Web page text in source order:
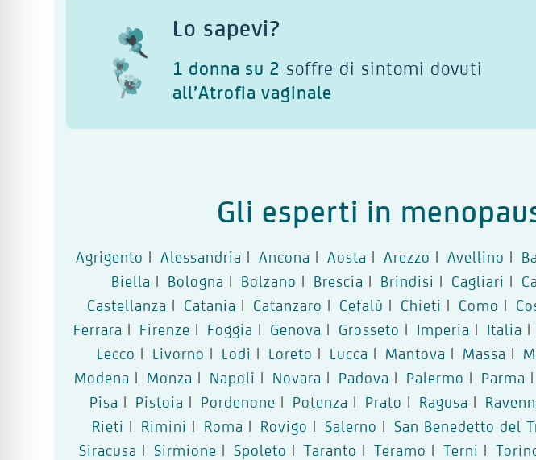
Lo sapevi?
1 donna su 2 soffre di sintomi dovuti
all’Atrofia vaginale
Gli esperti in
Agrigento | Alessandria | Ancona | Aosta | Arezzo | Avellino |
Biella | Bologna | Bolzano | Brescia | Brindisi | Cagliari |
Castellanza | Catania | Catanzaro | Cefalù | Chieti | Como |
Ferrara | Firenze | Foggia | Genova | Grosseto | Imperia | Italia |
Lecco | Livorno | Lodi | Loreto | Lucca | Mantova | Massa |
Modena | Monza | Napoli | Novara | Padova | Palermo | Parma |
Pisa | Pistoia | Pordenone | Potenza | Prato | Ragusa |
Rieti | Rimini | Roma | Rovigo | Salerno | San Benedetto del
Siracusa | Sirmione | Spoleto | Taranto | Teramo | Terni |